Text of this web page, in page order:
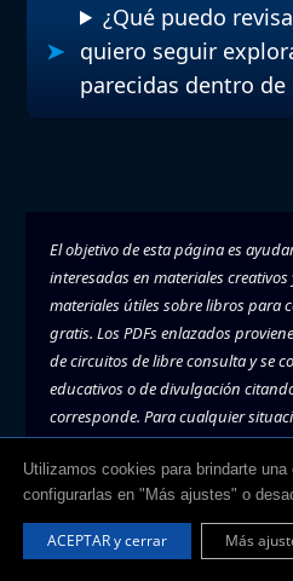
¿Qué puedo
quiero seguir
parecidas dentro
El objetivo de esta página es
interesadas en materiales
materiales útiles sobrelibros para
gratis. Los PDFs enlazados
de circuitos de libre consulta y se
educativos o de divulgación
corresponde. Para cualquier
derechos, retiro, correcciones o
editorial.
Utilizamos cookies para brindarte
configurarlas en "Más ajustes" o
ACEPTAR y cerrar Más